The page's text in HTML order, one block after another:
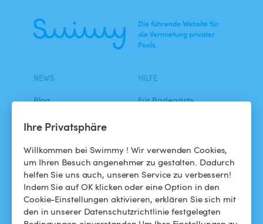
Ihre Privatsphäre
Willkommen bei Swimmy ! Wir verwenden Cookies,
um Ihren Besuch angenehmer zu gestalten. Dadurch
helfen Sie uns auch, unseren Service zu verbessern!
Indem Sie auf OK klicken oder eine Option in den
Cookie-Einstellungen aktivieren, erklären Sie sich mit
den in unserer Datenschutzrichtlinie festgelegten
Die führende Website für
die Vermietung privater
Pools.
NEWS
Blog
Swimmy in den Medien
Das Swimmy-Abenteuer
HILFE
Für Badegäste
Meinen Pool vermieten
So funktioniert's
HILFE FOLGEN SIE UNS